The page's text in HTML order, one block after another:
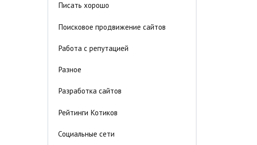
Писать хорошо
Поисковое продвижение сайтов
Работа с репутацией
Разное
Разработка сайтов
Рейтинги Котиков
Социальные сети